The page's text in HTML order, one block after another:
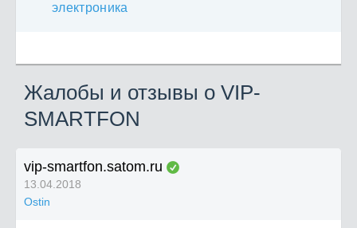
электроника
Жалобы и отзывы о VIP-
SMARTFON
vip-smartfon.satom.ru
13.04.2018
Ostin